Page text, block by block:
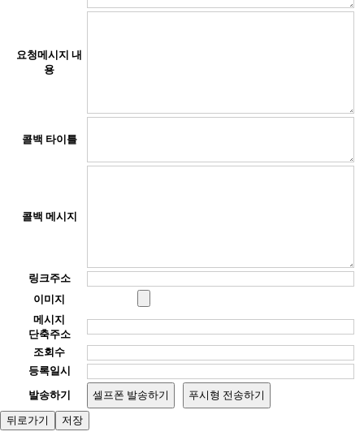
요청메시지 내
용
콜백 타이틀
콜백 메시지
링크주소
이미지
메시지
단축주소
조회수
등록일시
발송하기
셀프폰 발송하기 푸시형 전송하기
뒤로가기 저장